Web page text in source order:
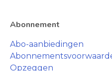
Abonnement
Abo-aanbiedingen
Opzeggen